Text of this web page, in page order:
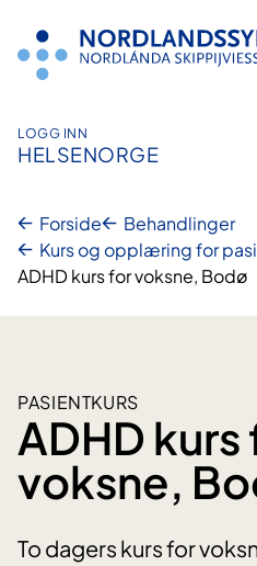
innhold
LOGG INN
HELSENORGE
Forside
Behandlinger
Kurs og opplæring for
ADHD kurs for voksne, Bodø
PASIENTKURS
ADHD kurs
voksne,
To dagers kurs for